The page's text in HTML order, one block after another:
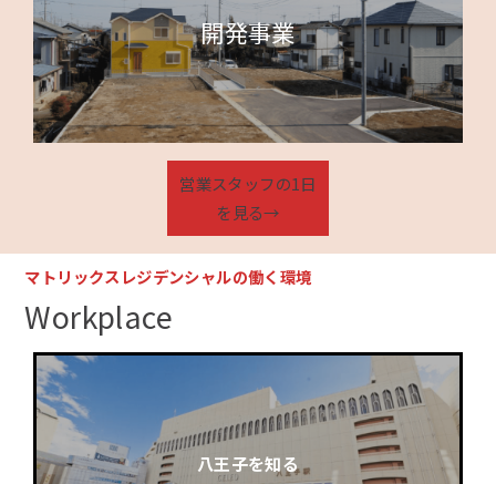
開発事業
営業スタッフの1日
を見る→
マトリックスレジデンシャルの働く環境
Workplace
八王子を知る